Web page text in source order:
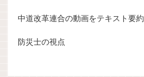
中道改革連合の動画をテキスト要約
防災士の視点